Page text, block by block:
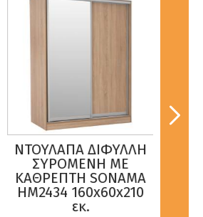
ΚΡΕΒΑΤΙ-ΡΑΝΤΖΟ
ΙΤΑΛΙΑΣ NOBLE
HM393.01 ΜΕΤΑΛΛΙΚΟ
ΜΕ ΡΟΔΕΣ & ΣΤΡΩΜΑ